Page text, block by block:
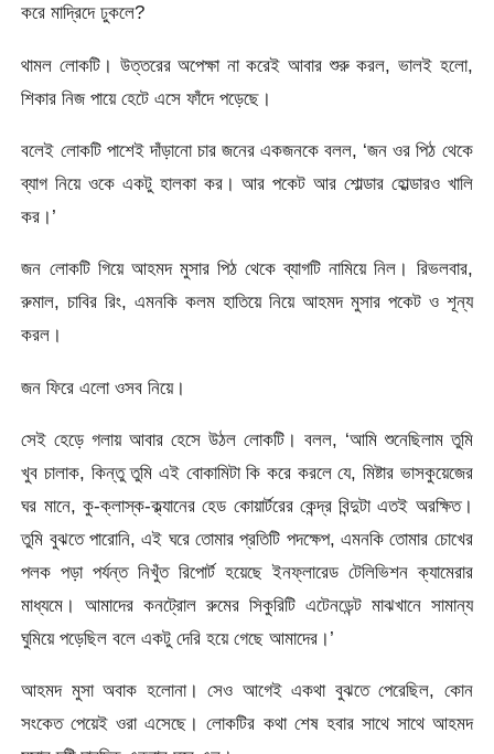
করে মাদ্রিদে ঢুকলে?
থামল লোকটি। উত্তরের অপেক্ষা না করেই আবার শুরু করল, ভালই হলো,
শিকার নিজ পায়ে হেটে এসে ফাঁদে পড়েছে।
বলেই লোকটি পাশেই দাঁড়ানো চার জনের একজনকে বলল, ‘জন ওর পিঠ থেকে
ব্যাগ নিয়ে ওকে একটু হালকা কর। আর পকেট আর শোল্ডার হোল্ডারও খালি
কর।’
জন লোকটি গিয়ে আহমদ মুসার পিঠ থেকে ব্যাগটি নামিয়ে নিল। রিভলবার,
রুমাল, চাবির রিং, এমনকি কলম হাতিয়ে নিয়ে আহমদ মুসার পকেট ও শূন্য
করল।
জন ফিরে এলো ওসব নিয়ে।
সেই হেড়ে গলায় আবার হেসে উঠল লোকটি। বলল, ‘আমি শুনেছিলাম তুমি
খুব চালাক, কিন্তু তুমি এই বোকামিটা কি করে করলে যে, মিষ্টার ভাসকুয়েজের
ঘর মানে, কু-ক্লাস্ক-ক্ল্যানের হেড কোয়ার্টরের কেন্দ্র বিন্দুটা এতই অরক্ষিত।
তুমি বুঝতে পারোনি, এই ঘরে তোমার প্রতিটি পদক্ষেপ, এমনকি তোমার চোখের
পলক পড়া পর্যন্ত নিখুঁত রিপোর্ট হয়েছে ইনফ্লারেড টেলিভিশন ক্যামেরার
মাধ্যমে। আমাদের কনট্রোল রুমের সিকুরিটি এটেনডেন্ট মাঝখানে সামান্য
ঘুমিয়ে পড়েছিল বলে একটু দেরি হয়ে গেছে আমাদের।’
আহমদ মুসা অবাক হলোনা। সেও আগেই একথা বুঝতে পেরেছিল, কোন
সংকেত পেয়েই ওরা এসেছে। লোকটির কথা শেষ হবার সাথে সাথে আহমদ